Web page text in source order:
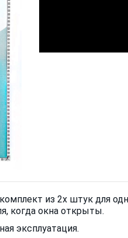
из 2х штук для
когда окна открыты.
эксплуатация.